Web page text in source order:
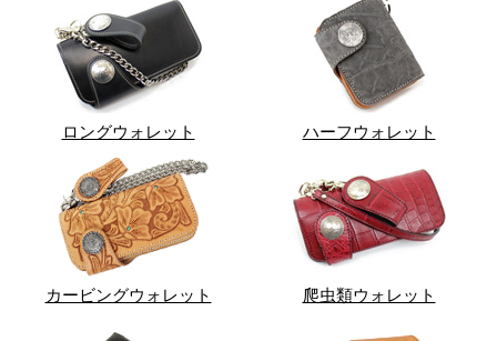
ロングウォレット ハーフウォレット
カービングウォレット 爬虫類ウォレット